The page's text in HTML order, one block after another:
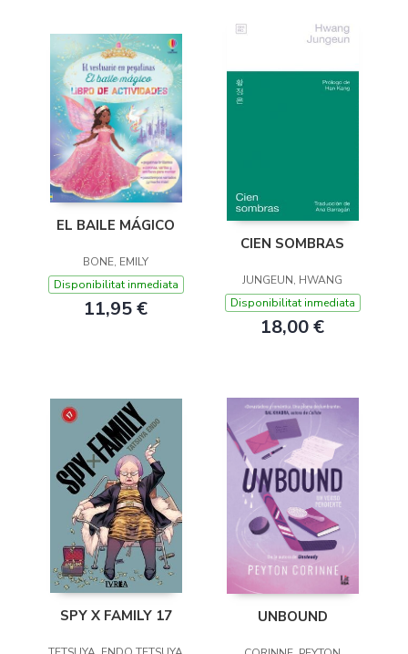
EL BAILE MÁGICO
BONE, EMILY
Disponibilitat inmediata
11,95 €
CIEN SOMBRAS
JUNGEUN, HWANG
Disponibilitat inmediata
18,00 €
SPY X FAMILY 17 UNBOUND